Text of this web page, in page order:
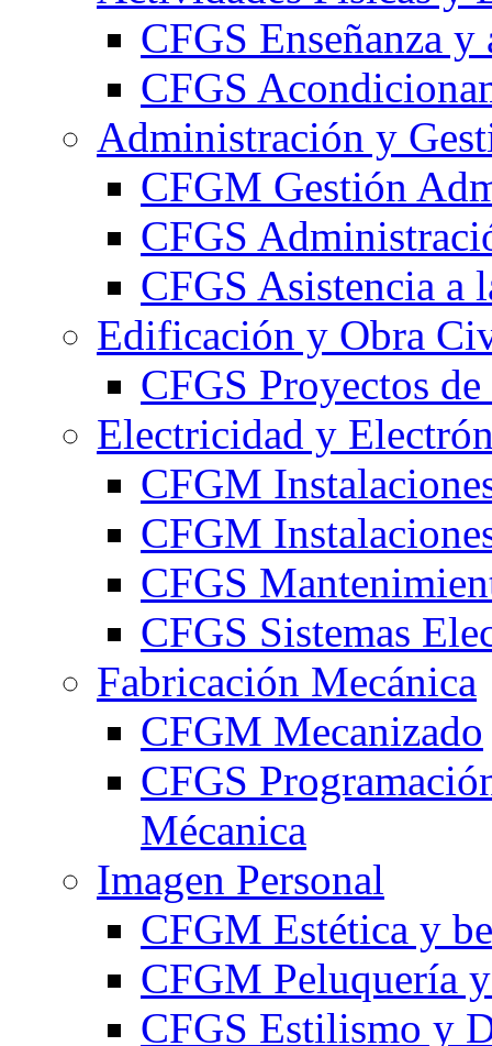
CFGS Enseñanza
CFGS
Administración y
CFGM Gestión
CFGS
CFGS Asistencia a
Edificación y Obra
CFGS Proyectos
Electricidad y
CFGM
CFGM
CFGS
CFGS Sistemas
Fabricación Mecánica
CFGM Mecanizado
CFGS
Mécanica
Imagen Personal
CFGM Estética y
CFGM Peluquería
CFGS Estilismo y